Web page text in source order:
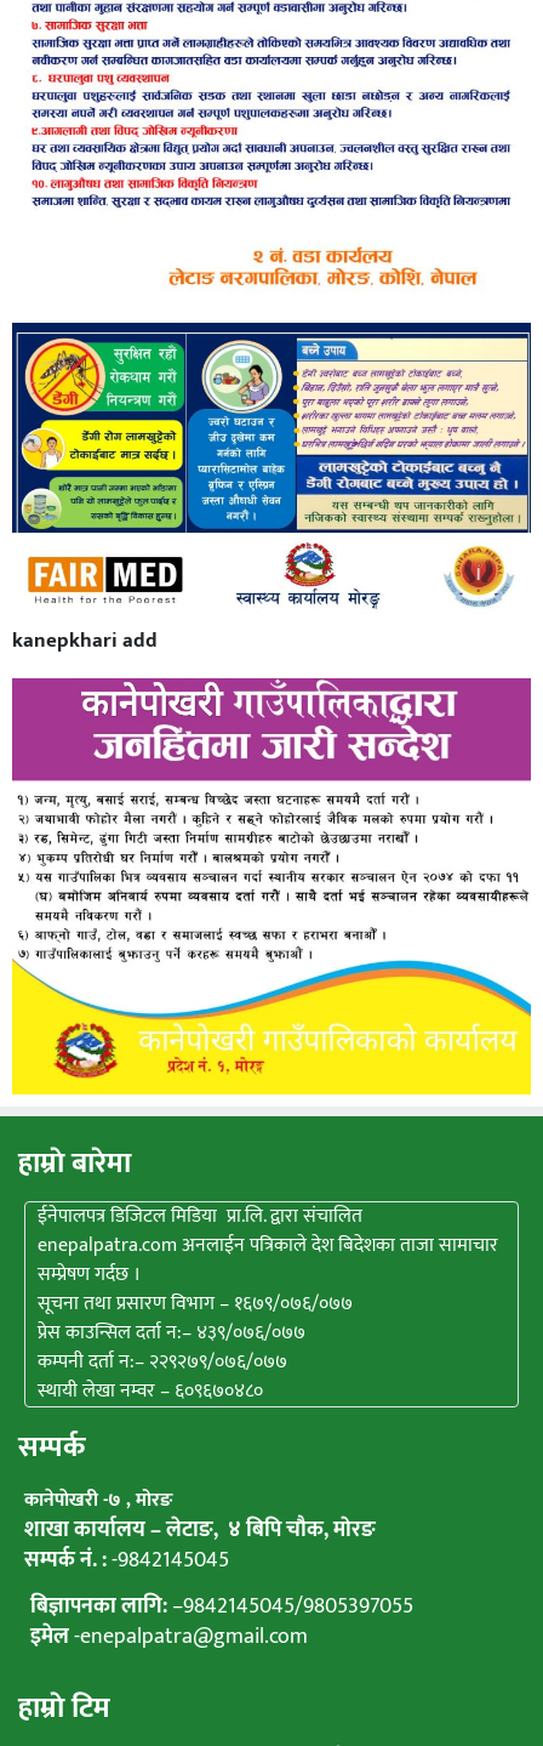
kanepkhari add
हाम्राे बारेमा
ईनेपालपत्र डिजिटल मिडिया प्रा.लि. द्वारा संचालित
enepalpatra.com अनलाईन पत्रिकाले देश बिदेशका ताजा सामाचार
सम्प्रेषण गर्दछ ।
सूचना तथा प्रसारण विभाग – १६७९/०७६/०७७
प्रेस काउन्सिल दर्ता न:– ४३९/०७६/०७७
कम्पनी दर्ता न:– २२९२७९/०७६/०७७
स्थायी लेखा नम्वर – ६०९६७०४८०
सम्पर्क
कानेपाेखरी -७ , मोरङ
शाखा कार्यालय – लेटाङ, ४ बिपि चाैक, माेरङ
सम्पर्क नं. :-9842145045
बिज्ञापनका लागि:–9842145045/9805397055
इमेल-enepalpatra@gmail.com
हाम्राे टिम